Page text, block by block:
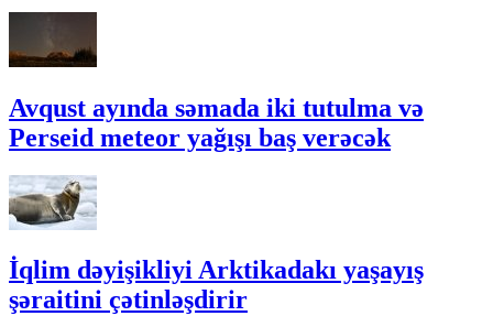
Avqust ayında səmada iki tutulma və
Perseid meteor yağışı baş verəcək
İqlim dəyişikliyi Arktikadakı yaşayış
şəraitini çətinləşdirir